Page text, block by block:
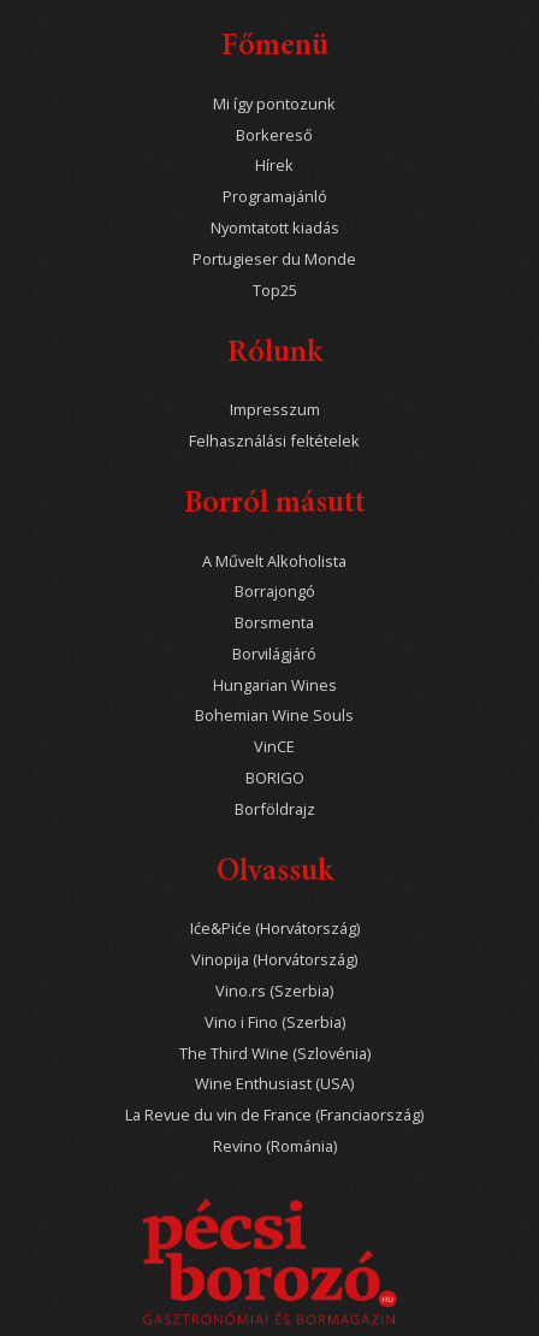
Főmenü
Mi így pontozunk
Borkereső
Hírek
Programajánló
Nyomtatott kiadás
Portugieser du Monde
Top25
Rólunk
Impresszum
Felhasználási feltételek
Borról másutt
A Művelt Alkoholista
Borrajongó
Borsmenta
Borvilágjáró
Hungarian Wines
Bohemian Wine Souls
VinCE
BORIGO
Borföldrajz
Olvassuk
Iće&Piće (Horvátország)
Vinopija (Horvátország)
Vino.rs (Szerbia)
Vino i Fino (Szerbia)
The Third Wine (Szlovénia)
Wine Enthusiast (USA)
La Revue du vin de France (Franciaország)
Revino (Románia)